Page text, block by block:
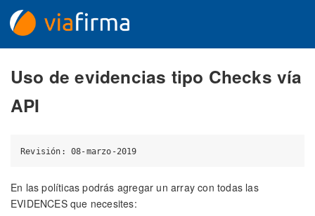
Uso de evidencias tipo Checks vía
API
En las políticas podrás agregar un array con todas las
EVIDENCES que necesites: